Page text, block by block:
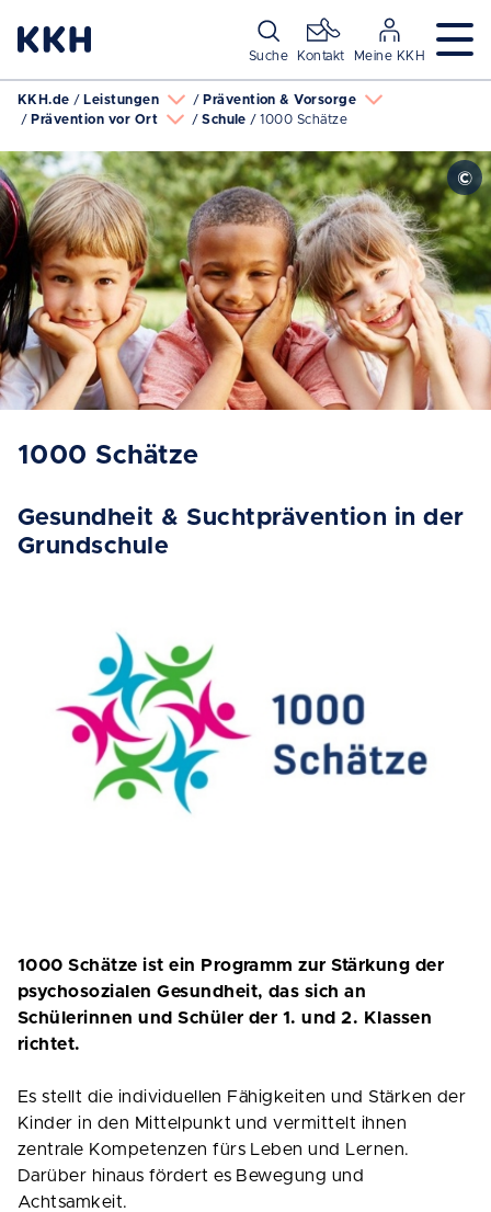
Suche Kontakt Meine KKH
KKH.de Leistungen
Prävention & Vorsorge
Prävention vor Ort
Schule 1000 Schätze
1000 Schätze
Gesundheit & Suchtprävention in der
Grundschule
1000 Schätze ist ein Programm zur Stärkung der
psychosozialen Gesundheit, das sich an
Schülerinnen und Schüler der 1. und 2. Klassen
richtet.
Es stellt die individuellen Fähigkeiten und Stärken der
Kinder in den Mittelpunkt und vermittelt ihnen
zentrale Kompetenzen fürs Leben und Lernen.
Darüber hinaus fördert es Bewegung und
Achtsamkeit.